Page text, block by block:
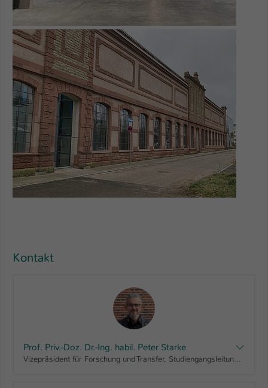
Show larger version for:
Kontakt
Prof. Priv.-Doz. Dr.-Ing. habil. Peter Starke
Vizepräsident für Forschung und Transfer, Studiengangsleitung "Maschinenbau, Bachelor", Fachbereichsrat AING